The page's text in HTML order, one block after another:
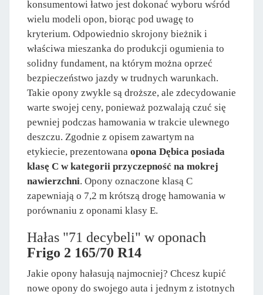
konsumentowi łatwo jest dokonać wyboru wśród
wielu modeli opon, biorąc pod uwagę to
kryterium. Odpowiednio skrojony bieżnik i
właściwa mieszanka do produkcji ogumienia to
solidny fundament, na którym można oprzeć
bezpieczeństwo jazdy w trudnych warunkach.
Takie opony zwykle są droższe, ale zdecydowanie
warte swojej ceny, ponieważ pozwalają czuć się
pewniej podczas hamowania w trakcie ulewnego
deszczu. Zgodnie z opisem zawartym na
etykiecie, prezentowana opona Dębica posiada
klasę C w kategorii przyczepność na mokrej
nawierzchni. Opony oznaczone klasą C
zapewniają o 7,2 m krótszą drogę hamowania w
porównaniu z oponami klasy E.
Hałas "71 decybeli" w oponach
Frigo 2 165/70 R14
Jakie opony hałasują najmocniej? Chcesz kupić
nowe opony do swojego auta i jednym z istotnych